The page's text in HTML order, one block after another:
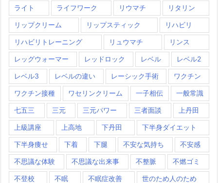
ライト ライフワーク リウマチ リタリン
リップクリーム リップスティック リハビリ
リハビリトレーニング リュウマチ リンス
レッグウォーマー レッドロック レベル レベル2
レベル3 レベルの違い レーシック手術 ワクチン
ワクチン接種 ワセリンクリーム 一子相伝 一般常識
七五三 三元 三元パワー 三者面談 上丹田
上級講座 上高地 下丹田 下半身ダイエット
下半身痩せ 下着 下腿 不安な気持ち 不安感
不思議な体験 不思議な出来事 不整脈 不燃ゴミ
不登校 不眠 不眠症改善 世のため人のため